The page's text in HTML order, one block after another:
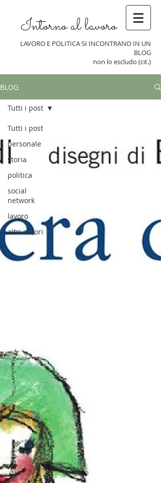
Intorno al lavoro
LAVORO E POLITICA SI INCONTRANO IN UN
BLOG
non lo escludo (cit.)
BLOG
Tutti i post
personale
storia
politica
social
network
lavoro
altri autori
Tutti i post